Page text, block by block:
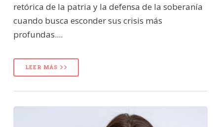
retórica de la patria y la defensa de la soberanía
cuando busca esconder sus crisis más
profundas....
LEER MÁS